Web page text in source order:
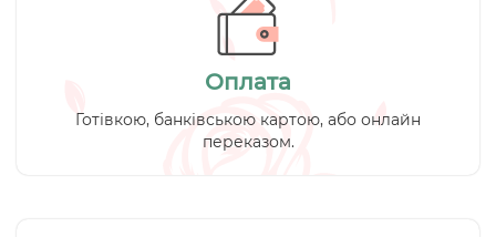
Оплата
Готівкою, банківською картою, або онлайн
переказом.